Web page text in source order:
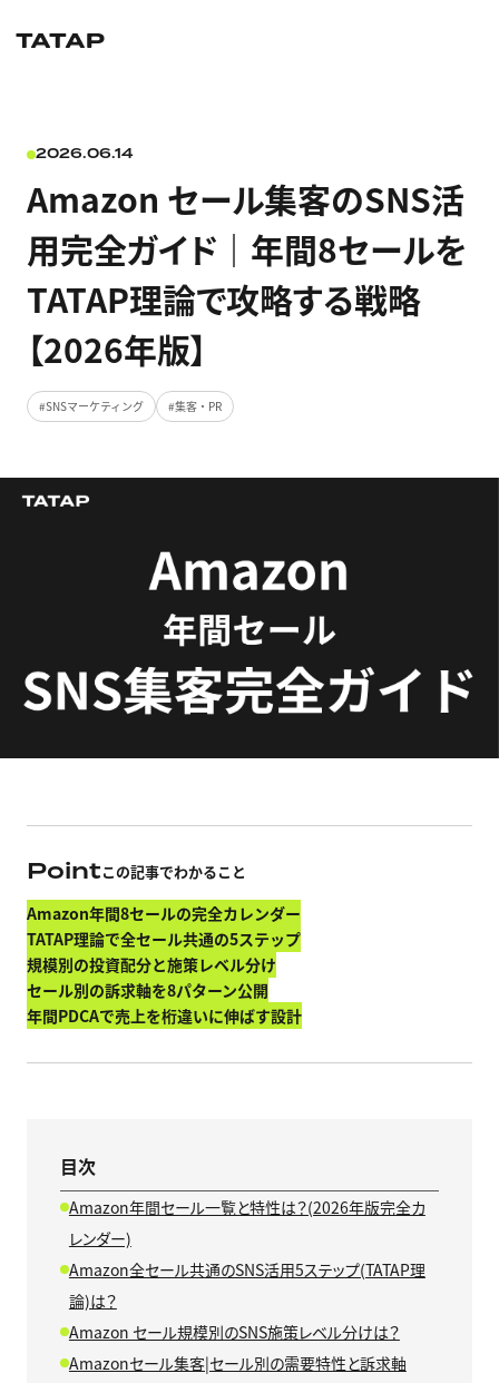
2026.06.14
Amazon セール集客のSNS活
用完全ガイド｜年間8セールを
TATAP理論で攻略する戦略
【2026年版】
SNSマーケティング 集客・PR
Pointこの記事でわかること
Amazon年間8セールの完全カレンダー
TATAP理論で全セール共通の5ステップ
規模別の投資配分と施策レベル分け
セール別の訴求軸を8パターン公開
年間PDCAで売上を桁違いに伸ばす設計
目次
Amazon年間セール一覧と特性は？(2026年版完全カ
レンダー)
Amazon全セール共通のSNS活用5ステップ(TATAP理
論)は？
Amazon セール規模別のSNS施策レベル分けは？
Amazonセール集客|セール別の需要特性と訴求軸